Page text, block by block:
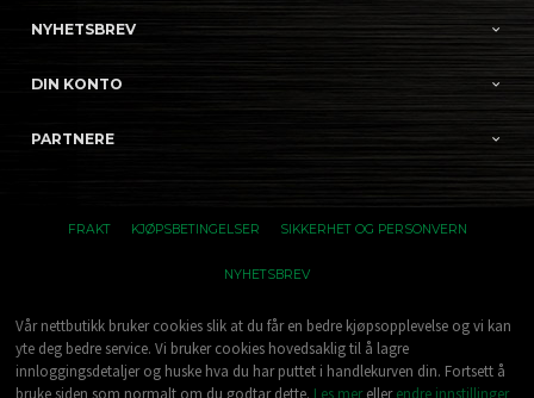
NYHETSBREV
DIN KONTO
PARTNERE
FRAKT KJØPSBETINGELSER SIKKERHET OG PERSONVERN
NYHETSBREV
Vår nettbutikk bruker cookies slik at du får en bedre kjøpsopplevelse og vi kan
yte deg bedre service. Vi bruker cookies hovedsaklig til å lagre
innloggingsdetaljer og huske hva du har puttet i handlekurven din. Fortsett å
bruke siden som normalt om du godtar dette. Les merellerendre innstillinger